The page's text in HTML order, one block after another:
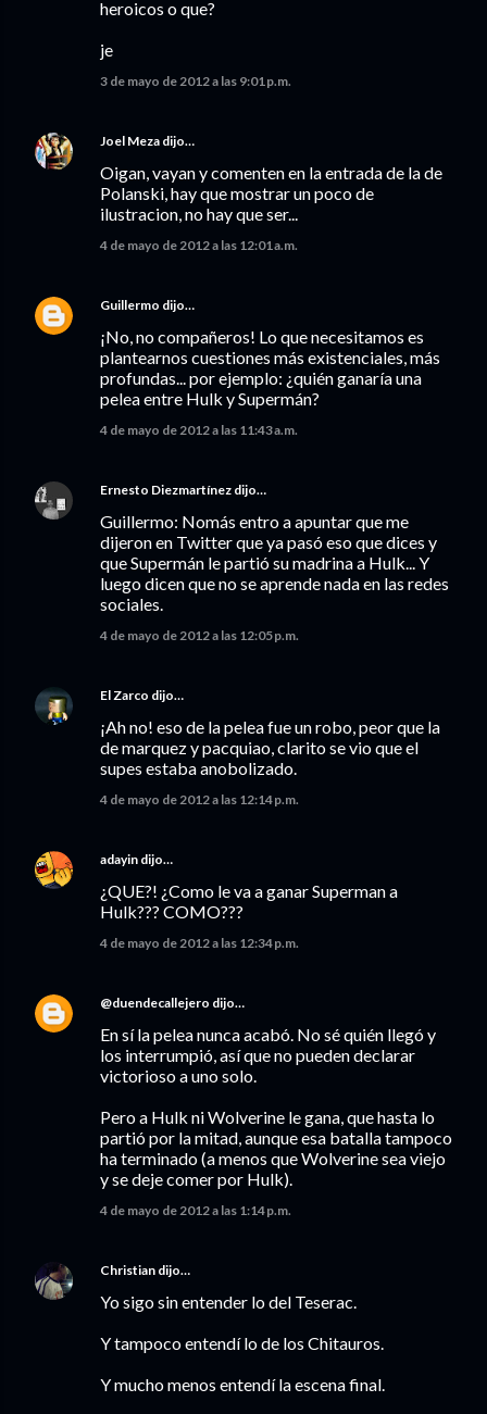
heroicos o que?
je
3 de mayo de 2012 a las 9:01 p.m.
Joel Meza dijo…
Oigan, vayan y comenten en la entrada de la de
Polanski, hay que mostrar un poco de
ilustracion, no hay que ser...
4 de mayo de 2012 a las 12:01 a.m.
Guillermo dijo…
¡No, no compañeros! Lo que necesitamos es
plantearnos cuestiones más existenciales, más
profundas... por ejemplo: ¿quién ganaría una
pelea entre Hulk y Supermán?
4 de mayo de 2012 a las 11:43 a.m.
Ernesto Diezmartínez dijo…
Guillermo: Nomás entro a apuntar que me
dijeron en Twitter que ya pasó eso que dices y
que Supermán le partió su madrina a Hulk... Y
luego dicen que no se aprende nada en las redes
sociales.
4 de mayo de 2012 a las 12:05 p.m.
El Zarco dijo…
¡Ah no! eso de la pelea fue un robo, peor que la
de marquez y pacquiao, clarito se vio que el
supes estaba anobolizado.
4 de mayo de 2012 a las 12:14 p.m.
adayin dijo…
¿QUE?! ¿Como le va a ganar Superman a
Hulk??? COMO???
4 de mayo de 2012 a las 12:34 p.m.
@duendecallejero dijo…
En sí la pelea nunca acabó. No sé quién llegó y
los interrumpió, así que no pueden declarar
victorioso a uno solo.
Pero a Hulk ni Wolverine le gana, que hasta lo
partió por la mitad, aunque esa batalla tampoco
ha terminado (a menos que Wolverine sea viejo
y se deje comer por Hulk).
4 de mayo de 2012 a las 1:14 p.m.
Christian dijo…
Yo sigo sin entender lo del Teserac.
Y tampoco entendí lo de los Chitauros.
Y mucho menos entendí la escena final.